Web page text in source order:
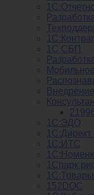
1С СБП
1С:ЭДО
1С:Директ
1С:ИТС
1Спарк
1С:Товары
152DOC